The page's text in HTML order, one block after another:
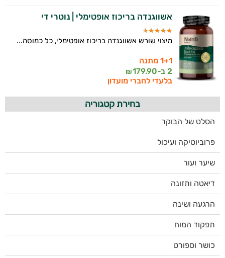
אשווגנדה בריכוז אופטימלי | נוטרי די
מיצוי שורש אשווגנדה בריכוז אופטימלי, כל כמוסה...
1+1 מתנה
2 ב-
179.90
₪
בלעדי לחברי מועדון
בחירת קטגוריה
הסלט של הבוקר
פרוביוטיקה ועיכול
שיער ועור
דיאטה ותזונה
הרגעה ושינה
תפקוד המוח
כושר וספורט